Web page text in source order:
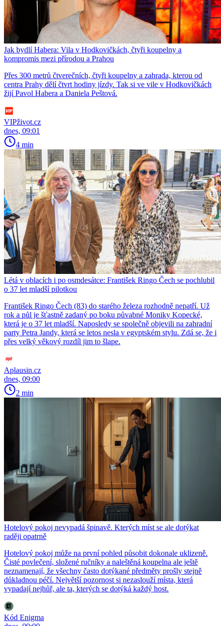
Jak bydlí Habera: Vila v Hodkovičkách, čtyři koupelny a
kompromis mezi přírodou a Prahou
Přes 300 metrů čtverečních, čtyři koupelny a zahrada, kterou od
centra Prahy dělí čtvrt hodiny jízdy. Tak si ve vile v Hodkovičkách
žijí Pavol Habera a Daniela Peštová.
VIPživot.cz
dnes, 09:01
4 min
Létá v oblacích i po osmdesátce: František Ringo Čech se pochlubil
o 37 let mladší pilotkou
František Ringo Čech (83) do starého železa rozhodně nepatří. Už
rok a půl je šťastně zadaný po boku půvabné Moniky Kopecké,
která je o 37 let mladší. Naposledy se společně objevili na zahradní
party Petra Jandy, která se letos nesla v egyptském stylu. Zdá se, že i
přes velký věkový rozdíl jim to šlape.
Aplausin.cz
dnes, 09:00
2 min
Hotelový pokoj nevypadá špinavě. Kterých míst se ale dotýkat
raději opatrně
Hotelový pokoj může na první pohled působit dokonale uklizeně.
Čisté povlečení, složené ručníky a naleštěná koupelna ale ještě
neznamenají, že všechny často dotýkané předměty prošly stejně
důkladnou péčí. Největší pozornost si nezaslouží místa, která
vypadají nejhůř, ale ta, kterých se dotýká každý host.
Kód Enigma